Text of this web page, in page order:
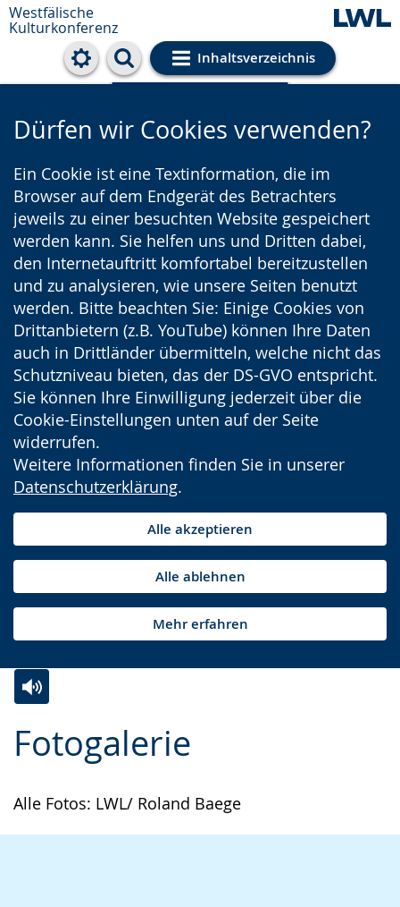
Westfälische
Kulturkonferenz
Inhaltsverzeichnis
Cookie-Einstellungen
Dürfen wir Cookies verwenden?
Ein Cookie ist eine Textinformation, die im
Browser auf dem Endgerät des Betrachters
jeweils zu einer besuchten Website gespeichert
werden kann. Sie helfen uns und Dritten dabei,
den Internetauftritt komfortabel bereitzustellen
und zu analysieren, wie unsere Seiten benutzt
werden. Bitte beachten Sie: Einige Cookies von
Drittanbietern (z.B. YouTube) können Ihre Daten
auch in Drittländer übermitteln, welche nicht das
Schutzniveau bieten, das der DS-GVO entspricht.
Sie können Ihre Einwilligung jederzeit über die
Cookie-Einstellungen unten auf der Seite
widerrufen.
Weitere Informationen finden Sie in unserer
Datenschutzerklärung.
Alle akzeptieren
Alle ablehnen
Mehr erfahren
Fotogalerie
Alle Fotos: LWL/ Roland Baege
Leichten
wechseln.
Audio-
Unterstützung.
Video
Deutscher